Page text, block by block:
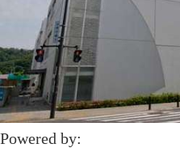
Powered by: